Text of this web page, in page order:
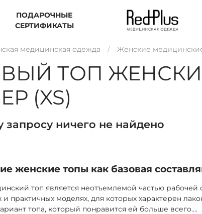
ПОДАРОЧНЫЕ
СЕРТИФИКАТЫ
медицинская одежда Женские
ТОП
(XS)
ничего не найдено
женские топы как базовая
топ является неотъемлемой частью
и практичных моделях, для которых характерен
топа, который понравится ей больше всего....